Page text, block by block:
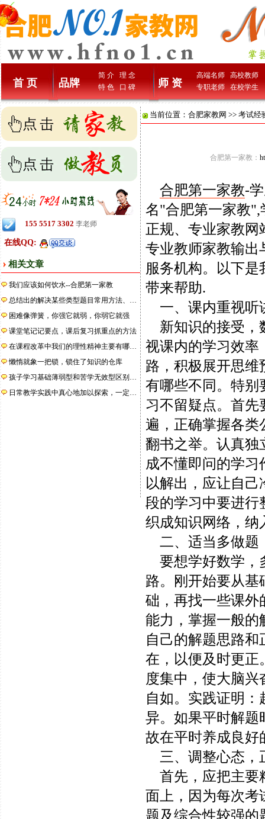
首 页 品牌
简 介
理 念
特 色
口 碑 师 资
高端名师
高校教师
专职老师
在校学生
155 5517 3302 李老师
在线QQ:
相关文章
我们应该如何饮水--合肥第一家教
总结出的解决某些类型题目常用方法、…
困难像弹簧，你强它就弱，你弱它就强
课堂笔记记要点，课后复习抓重点的方法
在课程改革中我们的理性精神主要有哪…
懒惰就象一把锁，锁住了知识的仓库
孩子学习基础薄弱型和苦学无效型区别…
日常教学实践中真心地加以探索，一定…
当前位置： 合肥家教网 >> 考试经
合肥第一家教：
合肥第一家教-
名"合肥第一家教",
正规、专业家教网
专业教师家教输出
服务机构。以下
带来帮助.
一、课内重视听
新知识的接受，
视课内的学习效率
路，积极展开思维
有哪些不同。特别
习不留疑点。首先
遍，正确掌握各类
翻书之举。认真独
成不懂即问的学
以解出，应让自
段的学习中要进行
织成知识网络，纳
二、适当多做题
要想学好数学，
路。刚开始要从基
础，再找一些课外
能力，掌握一般的
自己的解题思路
在，以便及时更正
度集中，使大脑
自如。实践证明
异。如果平时解题
故在平时养成良好
三、调整心态，
首先，应把主要
面上，因为每次考
题及综合性较强的